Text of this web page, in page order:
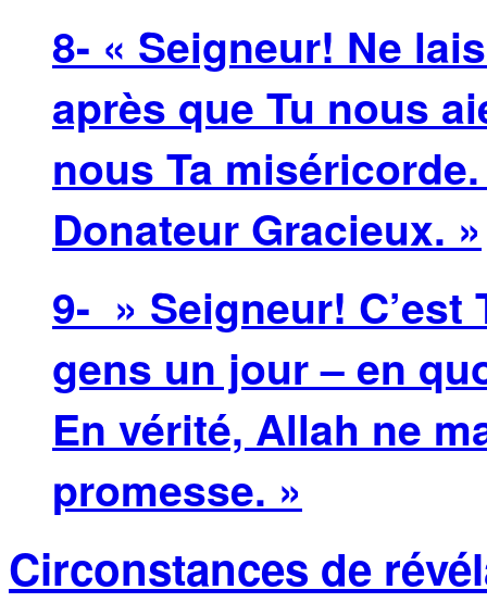
8- « Seigneur! Ne
après que Tu nous
nous Ta
Donateur Gracieux. »
9- » Seigneur!
gens un jour – en
En vérité, Allah ne
promesse. »
Circonstances de